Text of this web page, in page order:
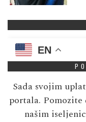
EN
Sada svojim
portala. Pomozite
našim